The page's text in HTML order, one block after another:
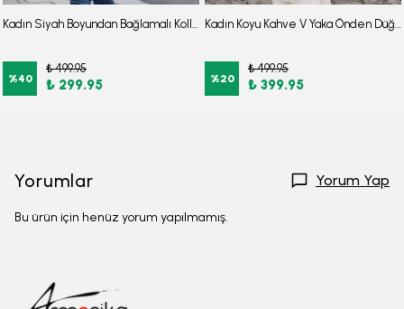
Kadın Siyah Boyundan Bağlamalı Kolları Lastikli Etek Ucu Volanlı Bluz ARM-26Y001061
%40
₺ 499.95
₺ 299.95
Kadın Koyu Kahve V Yaka Önden Düğmeli Kolsuz Peplun Bluz ARM-26Y001110
%20
₺ 499.95
₺ 399.95
Yorumlar Yorum Yap
Bu ürün için henüz yorum yapılmamış.